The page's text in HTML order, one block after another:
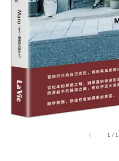
1 / 1